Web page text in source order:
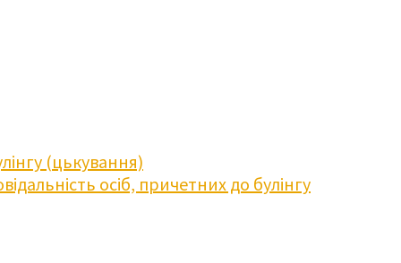
(цькування)
осіб, причетних до булінгу